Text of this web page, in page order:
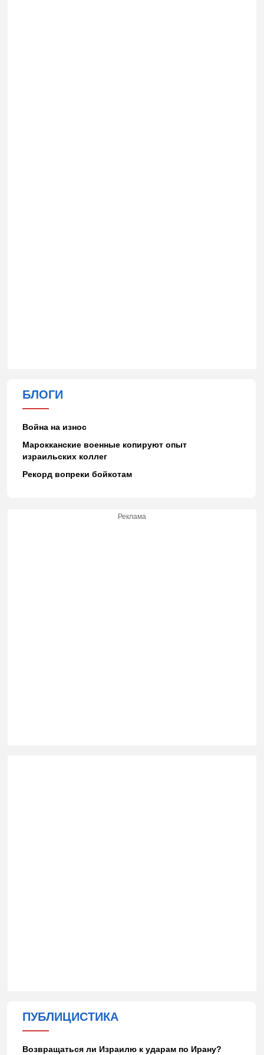
БЛОГИ
Война на износ
Марокканские военные копируют опыт
израильских коллег
Рекорд вопреки бойкотам
Реклама
ПУБЛИЦИСТИКА
Возвращаться ли Израилю к ударам по Ирану?